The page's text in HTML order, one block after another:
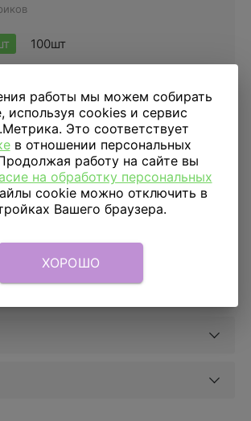
100шт
Купить в 1 клик
МКАД 590 руб. от 1 часа
690 руб.+ 50 руб/км.
5%
работы мы можем собирать
используя cookies и сервис
Это соответствует
в отношении персональных
работу на сайте вы
на обработку персональных
cookie можно отключить в
Вашего браузера.
ХОРОШО